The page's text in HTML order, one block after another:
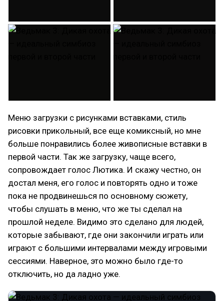
Меню загрузки с рисунками вставками, стиль
рисовки прикольный, все еще комиксный, но мне
больше понравились более живописные вставки в
первой части. Так же загрузку, чаще всего,
сопровождает голос Лютика. И скажу честно, он
достал меня, его голос и повторять одно и тоже
пока не продвинешься по основному сюжету,
чтобы слушать в меню, что же ты сделал на
прошлой неделе. Видимо это сделано для людей,
которые забывают, где они закончили играть или
играют с большими интервалами между игровыми
сессиями. Наверное, это можно было где-то
отключить, но да ладно уже.